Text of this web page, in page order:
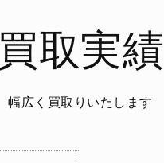
買取実績
幅広く買取りいたします